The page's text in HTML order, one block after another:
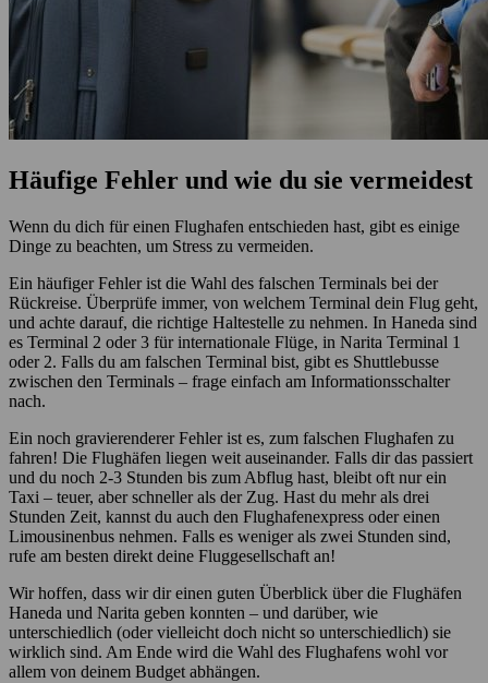
Häufige Fehler und wie du sie vermeidest
Wenn du dich für einen Flughafen entschieden hast, gibt es einige
Dinge zu beachten, um Stress zu vermeiden.
Ein häufiger Fehler ist die Wahl des falschen Terminals bei der
Rückreise. Überprüfe immer, von welchem Terminal dein Flug geht,
und achte darauf, die richtige Haltestelle zu nehmen. In Haneda sind
es Terminal 2 oder 3 für internationale Flüge, in Narita Terminal 1
oder 2. Falls du am falschen Terminal bist, gibt es Shuttlebusse
zwischen den Terminals – frage einfach am Informationsschalter
nach.
Ein noch gravierenderer Fehler ist es, zum falschen Flughafen zu
fahren! Die Flughäfen liegen weit auseinander. Falls dir das passiert
und du noch 2-3 Stunden bis zum Abflug hast, bleibt oft nur ein
Taxi – teuer, aber schneller als der Zug. Hast du mehr als drei
Stunden Zeit, kannst du auch den Flughafenexpress oder einen
Limousinenbus nehmen. Falls es weniger als zwei Stunden sind,
rufe am besten direkt deine Fluggesellschaft an!
Wir hoffen, dass wir dir einen guten Überblick über die Flughäfen
Haneda und Narita geben konnten – und darüber, wie
unterschiedlich (oder vielleicht doch nicht so unterschiedlich) sie
wirklich sind. Am Ende wird die Wahl des Flughafens wohl vor
allem von deinem Budget abhängen.